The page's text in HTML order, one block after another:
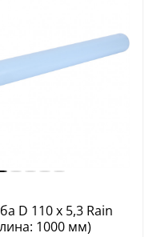
D 110 х 5,3 Rain
1000 мм)